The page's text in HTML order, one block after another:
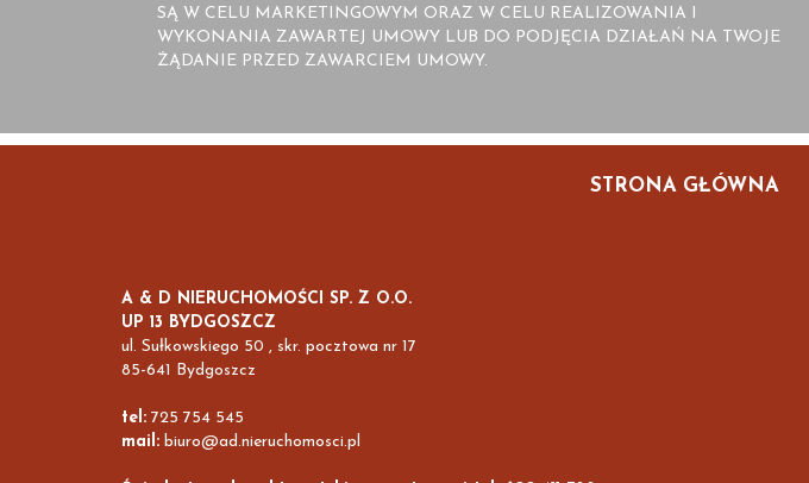
SĄ W CELU MARKETINGOWYM ORAZ W CELU REALIZOWANIA I
WYKONANIA ZAWARTEJ UMOWY LUB DO PODJĘCIA DZIAŁAŃ NA TWOJE
ŻĄDANIE PRZED ZAWARCIEM UMOWY.
STRONA GŁÓWNA
A & D NIERUCHOMOŚCI SP. Z O.O.
UP 13 BYDGOSZCZ
ul. Sułkowskiego 50 , skr. pocztowa nr 17
85-641 Bydgoszcz
tel: 725 754 545
mail: biuro@ad.nieruchomosci.pl